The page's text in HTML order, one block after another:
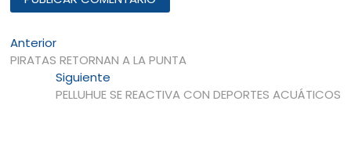
Navegación
de
entradas
AnteriorEntrada
anterior:
PIRATAS RETORNAN A LA PUNTA
SiguienteEntrada
siguiente:
PELLUHUE SE REACTIVA CON DEPORTES ACUÁTICOS